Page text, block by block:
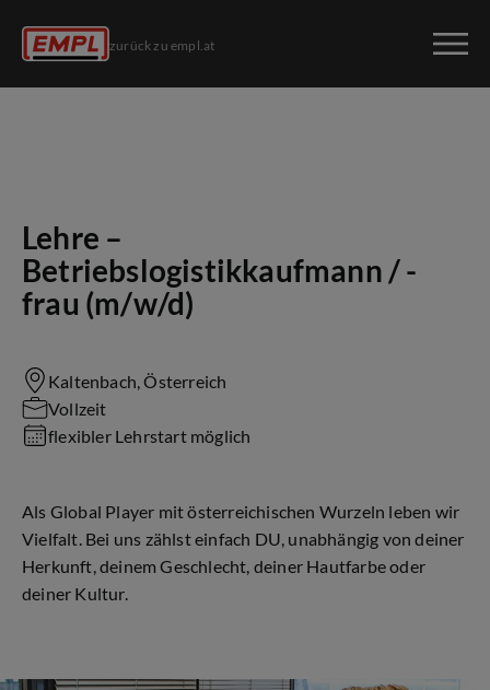
zurück zu empl.at
Lehre –
Betriebslogistikkaufmann / -
frau (m/w/d)
Kaltenbach, Österreich
Vollzeit
flexibler Lehrstart möglich
Als Global Player mit österreichischen Wurzeln leben wir
Vielfalt. Bei uns zählst einfach DU, unabhängig von deiner
Herkunft, deinem Geschlecht, deiner Hautfarbe oder
deiner Kultur.